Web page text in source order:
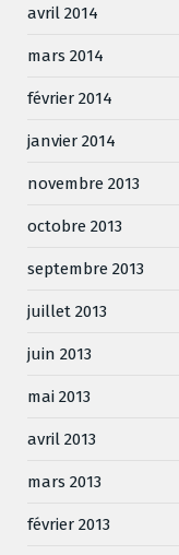
avril 2014
mars 2014
février 2014
janvier 2014
novembre 2013
octobre 2013
septembre 2013
juillet 2013
juin 2013
mai 2013
avril 2013
mars 2013
février 2013